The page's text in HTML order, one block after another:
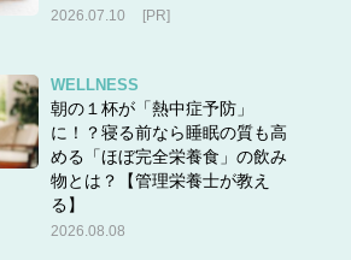
2026.07.10 [PR]
WELLNESS
朝の１杯が「熱中症予防」
に！？寝る前なら睡眠の質も高
める「ほぼ完全栄養食」の飲み
物とは？【管理栄養士が教え
る】
2026.08.08